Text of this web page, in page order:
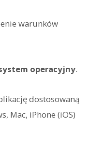
warunków
operacyjny.
dostosowaną
Mac, iPhone (iOS)